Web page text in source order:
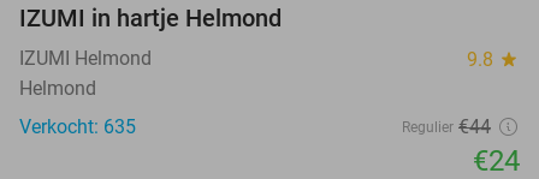
IZUMI in hartje Helmond
IZUMI Helmond 9.8 star
Helmond
Verkocht: 635
Regulier €44
€24